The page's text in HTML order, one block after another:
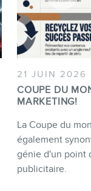
21 JUIN 2026
COUPE DU
MARKETING!
La Coupe du
également
génie d'un point
publicitaire.